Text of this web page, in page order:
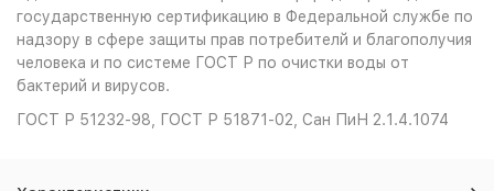
государственную сертификацию в Федеральной службе по
надзору в сфере защиты прав потребителй и благополучия
человека и по системе ГОСТ Р по очистки воды от
бактерий и вирусов.
ГОСТ Р 51232-98, ГОСТ Р 51871-02, Сан ПиН 2.1.4.1074